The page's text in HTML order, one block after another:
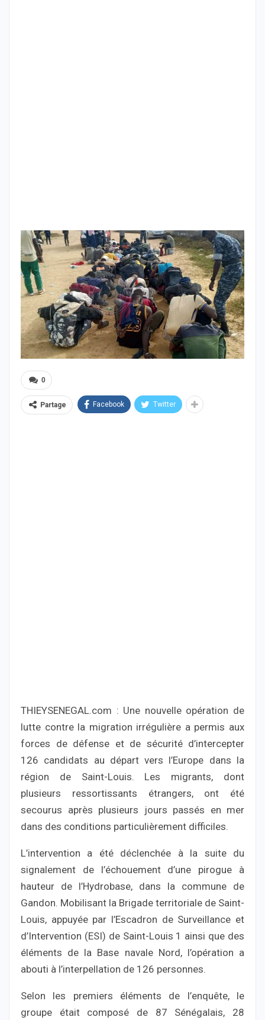
0
Partage Facebook Twitter
THIEYSENEGAL.com : Une nouvelle opération de
lutte contre la migration irrégulière a permis aux
forces de défense et de sécurité d’intercepter
126 candidats au départ vers l’Europe dans la
région de Saint-Louis. Les migrants, dont
plusieurs ressortissants étrangers, ont été
secourus après plusieurs jours passés en mer
dans des conditions particulièrement difficiles.
L’intervention a été déclenchée à la suite du
signalement de l’échouement d’une pirogue à
hauteur de l’Hydrobase, dans la commune de
Gandon. Mobilisant la Brigade territoriale de Saint-
Louis, appuyée par l’Escadron de Surveillance et
d’Intervention (ESI) de Saint-Louis 1 ainsi que des
éléments de la Base navale Nord, l’opération a
abouti à l’interpellation de 126 personnes.
Selon les premiers éléments de l’enquête, le
groupe était composé de 87 Sénégalais, 28